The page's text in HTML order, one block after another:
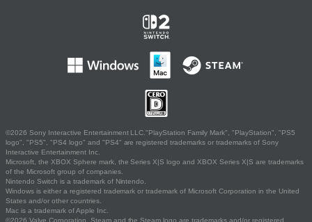
©2026 Sony Interactive Entertainment LLC."PlayStation Family Mark", "PlayStation", "PS5
logo", "PS5", "PS4 logo" and "PS4" are registered trademarks or trademarks of Sony
Interactive Entertainment Inc.
Microsoft, the XBOX Sphere mark, the Series X|S logo and XBOX Series X|S are trademarks
of the Microsoft group of companies.
Nintendo Switch is a trademark of Nintendo.
Windows is either a registered trademark or trademark of Microsoft Corporation in the United
States and/or other countries.
Mac is a trademark of Apple Inc.
©2026 Valve Corporation. Steam and the Steam logo are trademarks and/or registered